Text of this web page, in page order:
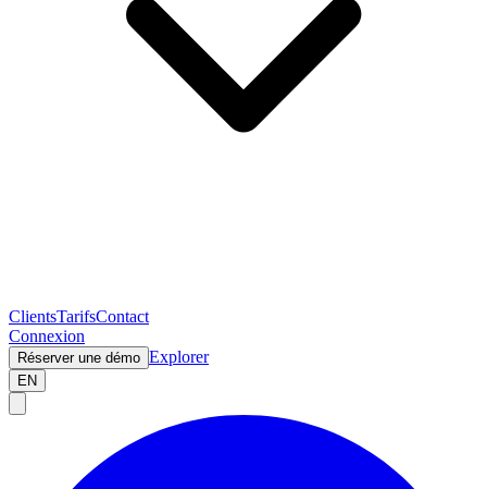
ClientsTarifsContact
Connexion
Réserver une démo Explorer
EN